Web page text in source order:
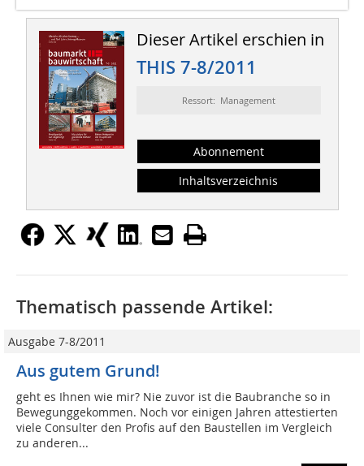
Dieser Artikel erschien in
THIS 7-8/2011
Ressort: Management
Abonnement
Inhaltsverzeichnis
Thematisch passende Artikel:
Ausgabe 7-8/2011
Aus gutem Grund!
geht es Ihnen wie mir? Nie zuvor ist die Baubranche so in
Bewegunggekommen. Noch vor einigen Jahren attestierten
viele Consulter den Profis auf den Baustellen im Vergleich
zu anderen...